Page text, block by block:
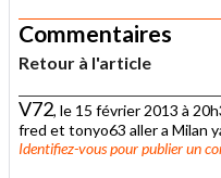
Commentaires
Retour à l'article
V72, le 15 février 2013 à
fred et tonyo63 aller a Milan
Identifiez-vouspour publier un